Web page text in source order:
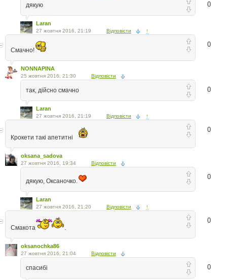
0
дякую
Laran
27 жовтня 2016, 21:19 Відповісти ↑
0
Смачно!
NONNAPINA
25 жовтня 2016, 21:30 Відповісти
0
так, дійсно смачно
Laran
27 жовтня 2016, 21:19 Відповісти ↑
0
Крокети такі апетитні
oksana_sadova
27 жовтня 2016, 19:34 Відповісти
0
дякую, Оксаночко.
Laran
27 жовтня 2016, 21:20 Відповісти ↑
0
Смакота .
oksanochka86
27 жовтня 2016, 21:04 Відповісти
0
спасибі